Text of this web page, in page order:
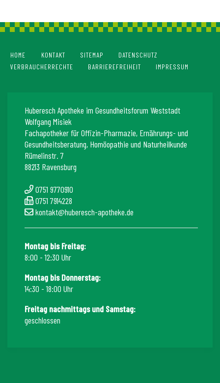
HOME KONTAKT SITEMAP
DATENSCHUTZ
VERBRAUCHERRECHTE
BARRIEREFREIHEIT IMPRESSUM
Huberesch Apotheke im Gesundheitsforum Weststadt
Wolfgang Misiek
Fachapotheker für Offizin-Pharmazie, Ernährungs- und
Gesundheitsberatung, Homöopathie und Naturheilkunde
Rümelinstr. 7
88213 Ravensburg
0751 9770910
0751 7914228
kontakt@huberesch-apotheke.de
Montag bis Freitag:
8:00 - 12:30 Uhr
Montag bis Donnerstag:
14:30 - 18:00 Uhr
Freitag nachmittags und Samstag:
geschlossen